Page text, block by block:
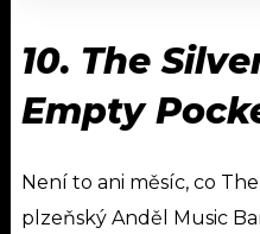
10. The
Empty
Není to ani měsíc, co
plzeňský Anděl Music